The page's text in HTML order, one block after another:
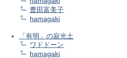
豊田富美子
hamagaki
「有明」の寂光土
ワドドーン
hamagaki